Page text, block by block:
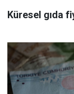
Küresel gıda